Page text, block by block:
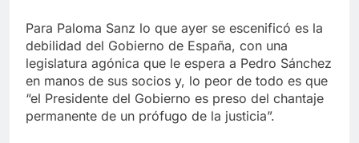
Para Paloma Sanz lo que ayer se escenificó es la
debilidad del Gobierno de España, con una
legislatura agónica que le espera a Pedro Sánchez
en manos de sus socios y, lo peor de todo es que
“el Presidente del Gobierno es preso del chantaje
permanente de un prófugo de la justicia”.